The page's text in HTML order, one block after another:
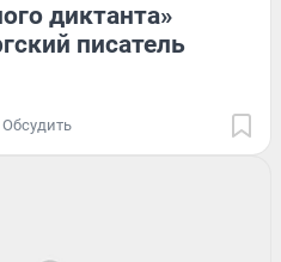
диктанта»
писатель
Обсудить